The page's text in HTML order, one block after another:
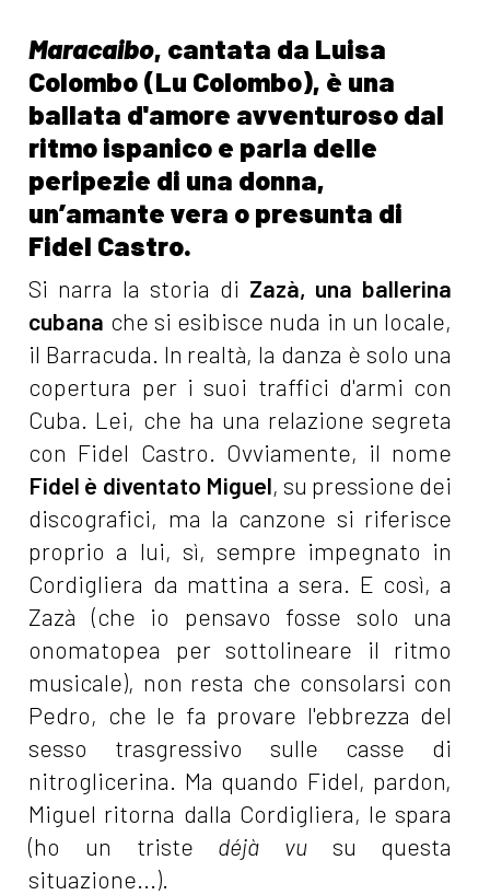
Maracaibo, cantata da Luisa
Colombo (Lu Colombo), è una
ballata d'amore avventuroso dal
ritmo ispanico e parla delle
peripezie di una donna,
un’amante vera o presunta di
Fidel Castro.
Si narra la storia di Zazà, una ballerina
cubana che si esibisce nuda in un locale,
il Barracuda. In realtà, la danza è solo una
copertura per i suoi traffici d'armi con
Cuba. Lei, che ha una relazione segreta
con Fidel Castro. Ovviamente, il nome
Fidel è diventato Miguel, su pressione dei
discografici, ma la canzone si riferisce
proprio a lui, sì, sempre impegnato in
Cordigliera da mattina a sera. E così, a
Zazà (che io pensavo fosse solo una
onomatopea per sottolineare il ritmo
musicale), non resta che consolarsi con
Pedro, che le fa provare l'ebbrezza del
sesso trasgressivo sulle casse di
nitroglicerina. Ma quando Fidel, pardon,
Miguel ritorna dalla Cordigliera, le spara
(ho un triste déjà vusu questa
situazione...).